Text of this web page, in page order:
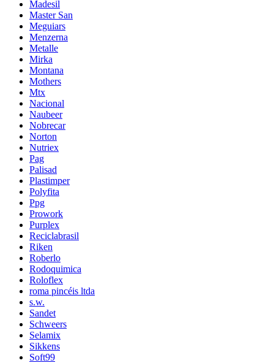
Madesil
Master San
Meguiars
Menzerna
Metalle
Mirka
Montana
Mothers
Mtx
Nacional
Naubeer
Nobrecar
Norton
Nutriex
Pag
Palisad
Plastimper
Polyfita
Ppg
Prowork
Purplex
Reciclabrasil
Riken
Roberlo
Rodoquimica
Roloflex
roma pincéis ltda
s.w.
Sandet
Schweers
Selamix
Sikkens
Soft99